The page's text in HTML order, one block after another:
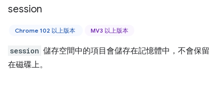
session
Chrome 102 以上版本 MV3 以上版本
session 儲存空間中的項目會儲存在記憶體中，不會保留
在磁碟上。